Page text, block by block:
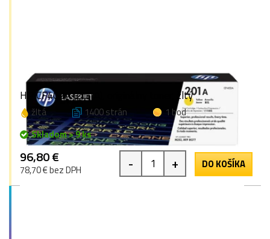
HP CF402A (201A), originálny toner, žltý
žltá 1400 strán
1 bod
Skladom > 9 ks
96,80 €
78,70 € bez DPH - + DO KOŠÍKA